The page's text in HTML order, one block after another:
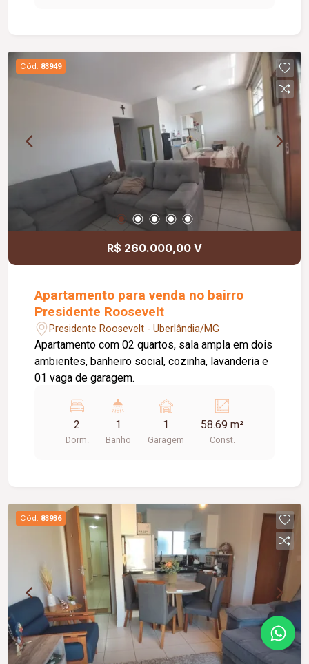
Interfone; Cerca concertina; Alarme; Sala de
recepção; 01 elevador; Gás canalizado;
Cód. 83949
R$ 260.000,00 V
Apartamento para venda no bairro
Presidente Roosevelt
Presidente Roosevelt - Uberlândia/MG
Apartamento com 02 quartos, sala ampla em dois
ambientes, banheiro social, cozinha, lavanderia e
01 vaga de garagem.
2
Dorm.
1
Banho
1
Garagem
58.69 m²
Const.
Cód. 83936